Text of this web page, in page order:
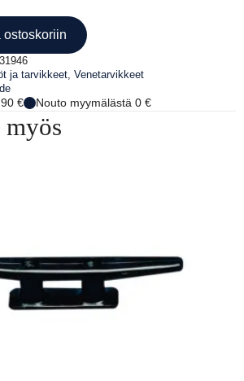
ostoskoriin
ja tarvikkeet Venetarvikkeet
€ Nouto myymälästä 0 €